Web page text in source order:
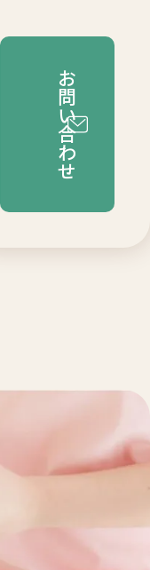
お
問
い
合
わ
せ